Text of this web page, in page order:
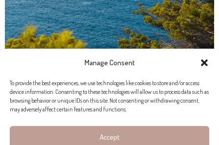
Manage Consent
To provide the best experiences, we use technologies like cookies to store and/or access
device information. Consenting to these technologies will allow us to process data such as
browsing behavior or unique IDs on this site. Not consenting or withdrawing consent,
may adversely affect certain features and functions.
Accept